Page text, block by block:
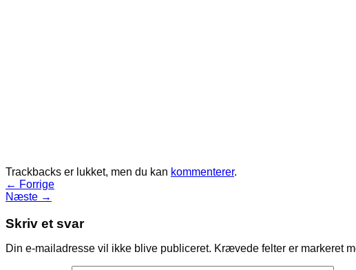
Trackbacks er lukket, men du kan kommenterer.
← Forrige
Næste →
Skriv et svar
Din e-mailadresse vil ikke blive publiceret. Krævede felter er markeret